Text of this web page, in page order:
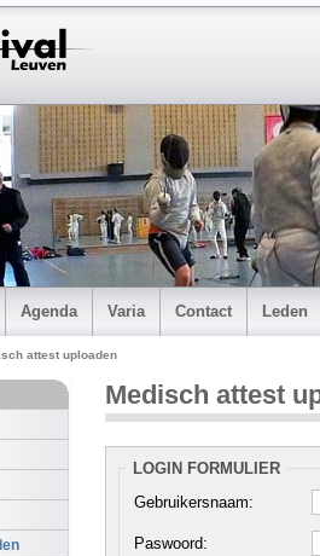
Agenda Varia Contact Leden
attest uploaden
Medisch attest
LOGIN FORMULIER
Gebruikersnaam:
Paswoord: